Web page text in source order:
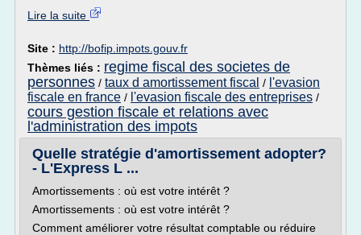
Lire la suite
Site : http://bofip.impots.gouv.fr
Thèmes liés : regime fiscal des societes de
personnes / taux d amortissement fiscal / l'evasion
fiscale en france / l'evasion fiscale des entreprises /
cours gestion fiscale et relations avec
l'administration des impots
Quelle stratégie d'amortissement adopter?
- L'Express L ...
Amortissements : où est votre intérêt ?
Amortissements : où est votre intérêt ?
Comment améliorer votre résultat comptable ou réduire